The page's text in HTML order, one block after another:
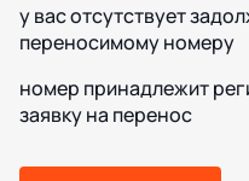
у вас отсутствует
переносимому номеру
номер принадлежит
заявку на перенос